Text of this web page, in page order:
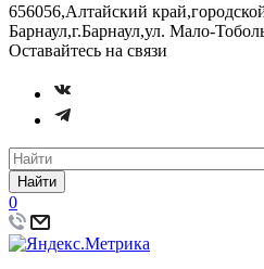
656056,Алтайский
Барнаул,г.Барнаул,ул. Мало-
Оставайтесь на связи
Найти
0